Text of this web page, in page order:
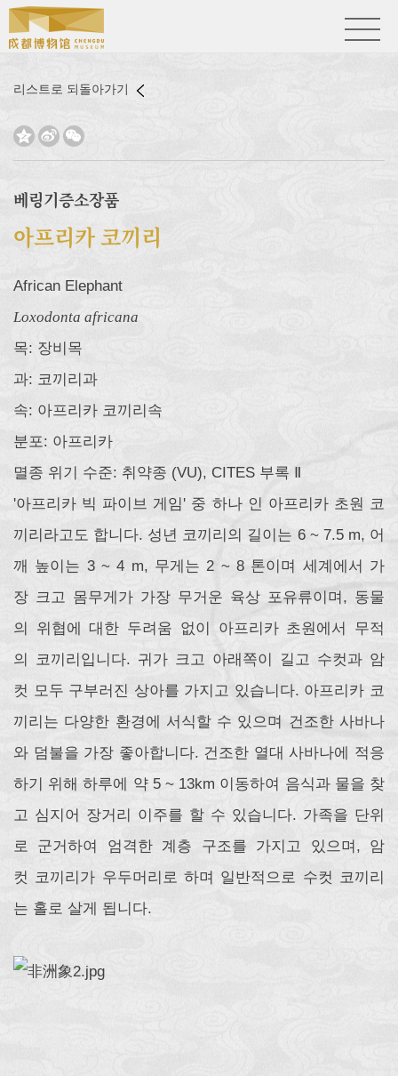
리스트로 되돌아가기
  
베링기증소장품
아프리카 코끼리
African Elephant
Loxodonta africana
목: 장비목
과: 코끼리과
속: 아프리카 코끼리속
분포: 아프리카
멸종 위기 수준: 취약종 (VU), CITES 부록 Ⅱ
'아프리카 빅 파이브 게임' 중 하나 인 아프리카 초원 코
끼리라고도 합니다. 성년 코끼리의 길이는 6 ~ 7.5 m, 어
깨 높이는 3 ~ 4 m, 무게는 2 ~ 8 톤이며 세계에서 가
장 크고 몸무게가 가장 무거운 육상 포유류이며, 동물
의 위협에 대한 두려움 없이 아프리카 초원에서 무적
의 코끼리입니다. 귀가 크고 아래쪽이 길고 수컷과 암
컷 모두 구부러진 상아를 가지고 있습니다. 아프리카 코
끼리는 다양한 환경에 서식할 수 있으며 건조한 사바나
와 덤불을 가장 좋아합니다. 건조한 열대 사바나에 적응
하기 위해 하루에 약 5 ~ 13km 이동하여 음식과 물을 찾
고 심지어 장거리 이주를 할 수 있습니다. 가족을 단위
로 군거하여 엄격한 계층 구조를 가지고 있으며, 암
컷 코끼리가 우두머리로 하며 일반적으로 수컷 코끼리
는 홀로 살게 됩니다.